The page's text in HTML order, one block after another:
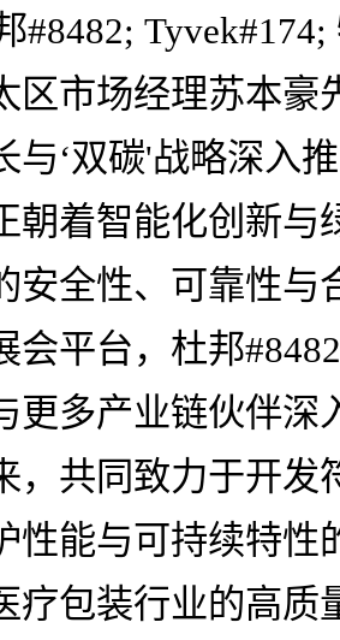
#8482;
区市场经理苏本豪
与‘双碳'战略深入
朝着智能化创新与
安全性、可靠性与
会平台，杜邦
更多产业链伙伴深
，共同致力于开发
性能与可持续特性
疗包装行业的高质